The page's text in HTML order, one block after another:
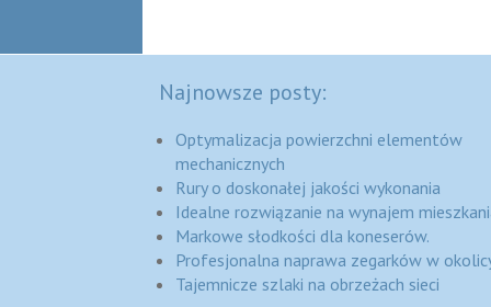
Najnowsze posty:
Optymalizacja powierzchni elementów
mechanicznych
Rury o doskonałej jakości wykonania
Idealne rozwiązanie na wynajem
Markowe słodkości dla koneserów.
Profesjonalna naprawa zegarków w
Tajemnicze szlaki na obrzeżach sieci